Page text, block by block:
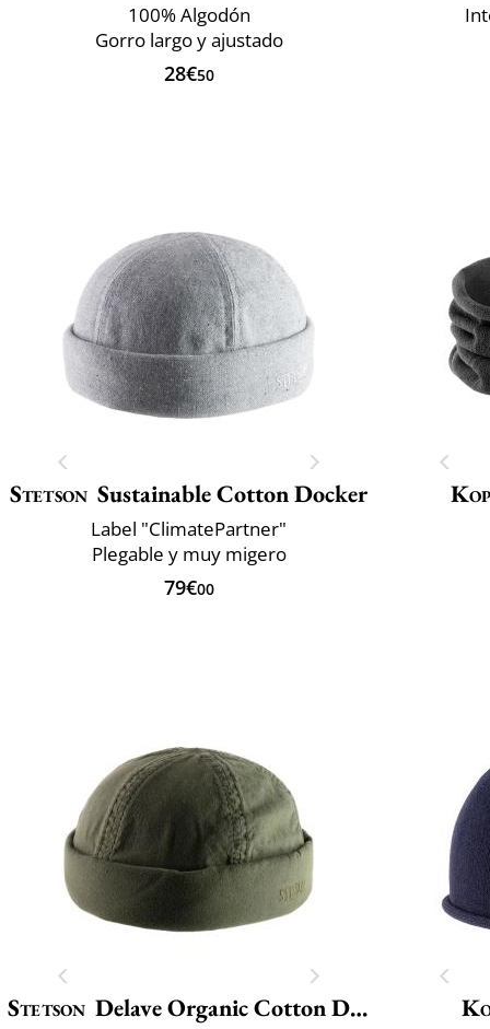
100% Algodón
Gorro largo y ajustado
28€50
Stetson Sustainable Cotton Docker
Label "ClimatePartner"
Plegable y muy migero
79€00
Stetson Delave Organic Cotton Docker